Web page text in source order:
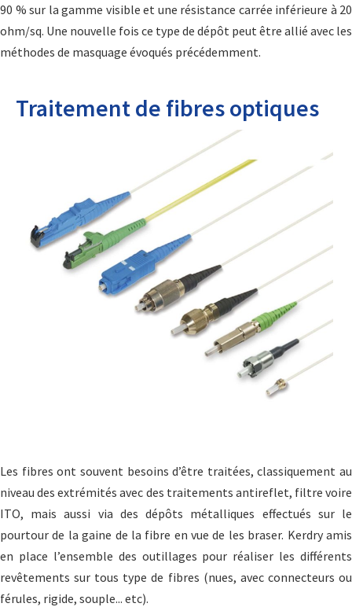
90 % sur la gamme visible et une résistance carrée inférieure à 20
ohm/sq. Une nouvelle fois ce type de dépôt peut être allié avec les
méthodes de masquage évoqués précédemment.
Traitement de fibres optiques
Les fibres ont souvent besoins d’être traitées, classiquement au
niveau des extrémités avec des traitements antireflet, filtre voire
ITO, mais aussi via des dépôts métalliques effectués sur le
pourtour de la gaine de la fibre en vue de les braser. Kerdry amis
en place l’ensemble des outillages pour réaliser les différents
revêtements sur tous type de fibres (nues, avec connecteurs ou
férules, rigide, souple... etc).